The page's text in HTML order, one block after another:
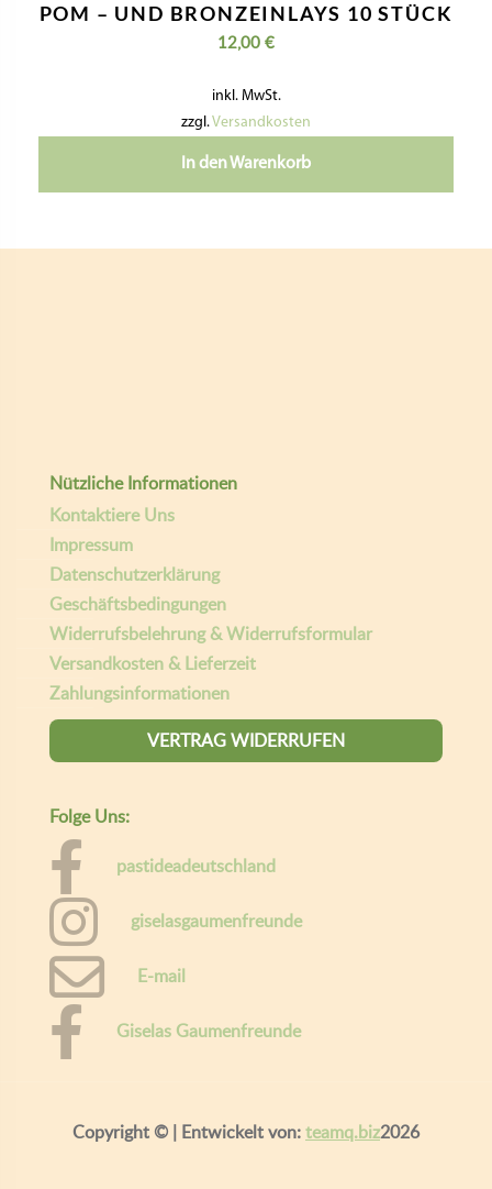
POM – UND BRONZEINLAYS 10 STÜCK
12,00 €
inkl. MwSt.
zzgl.Versandkosten
In den Warenkorb
Nützliche Informationen
Kontaktiere Uns
Impressum
Datenschutzerklärung
Geschäftsbedingungen
Widerrufsbelehrung & Widerrufsformular
Versandkosten & Lieferzeit
Zahlungsinformationen
VERTRAG WIDERRUFEN
Folge Uns:
pastideadeutschland
giselasgaumenfreunde
E-mail
Giselas Gaumenfreunde
Copyright © | Entwickelt von:teamq.biz2026